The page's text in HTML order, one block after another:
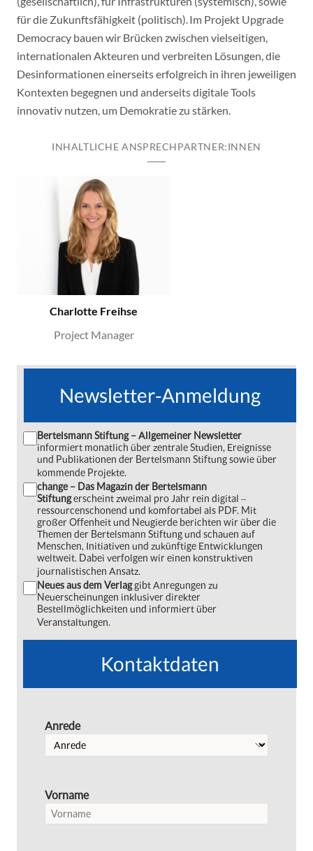
für die Zukunftsfähigkeit (politisch). Im Projekt Upgrade
Democracy bauen wir Brücken zwischen vielseitigen,
internationalen Akteuren und verbreiten Lösungen, die
Desinformationen einerseits erfolgreich in ihren jeweiligen
Kontexten begegnen und anderseits digitale Tools
innovativ nutzen, um Demokratie zu stärken.
INHALTLICHE ANSPRECHPARTNER:INNEN
Charlotte Freihse
Project Manager
Newsletter-Anmeldung
Bertelsmann Stiftung – Allgemeiner Newsletter
informiert monatlich über zentrale Studien, Ereignisse
und Publikationen der Bertelsmann Stiftung sowie über
kommende Projekte.
change – Das Magazin der Bertelsmann
Stiftungerscheint zweimal pro Jahr rein digital ‒
ressourcenschonend und komfortabel als PDF. Mit
großer Offenheit und Neugierde berichten wir über die
Themen der Bertelsmann Stiftung und schauen auf
Menschen, Initiativen und zukünftige Entwicklungen
weltweit. Dabei verfolgen wir einen konstruktiven
journalistischen Ansatz.
Neues aus dem Verlaggibt Anregungen zu
Neuerscheinungen inklusiver direkter
Bestellmöglichkeiten und informiert über
Veranstaltungen.
Kontaktdaten
Anrede
Vorname